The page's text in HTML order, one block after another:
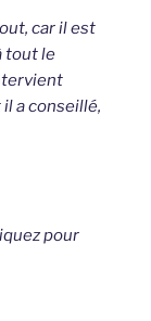
car il est
tout le
a conseillé,
pour